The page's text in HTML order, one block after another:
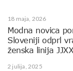
18 maja, 2026
Modna novica
Sloveniji odprl
ženska linija
2 julija, 2025